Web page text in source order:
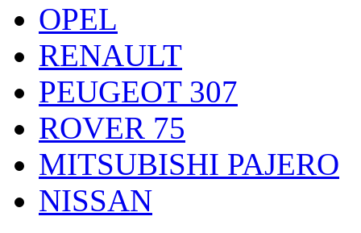
OPEL
RENAULT
PEUGEOT 307
ROVER 75
MITSUBISHI PAJERO
NISSAN